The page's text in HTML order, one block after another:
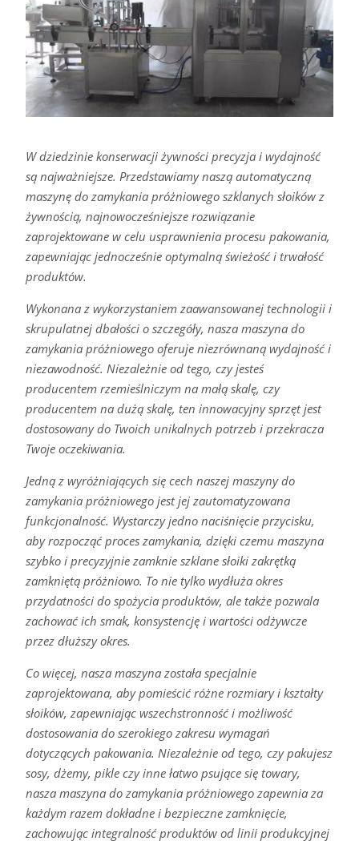
W dziedzinie konserwacji żywności precyzja i wydajność
są najważniejsze. Przedstawiamy naszą automatyczną
maszynę do zamykania próżniowego szklanych słoików z
żywnością, najnowocześniejsze rozwiązanie
zaprojektowane w celu usprawnienia procesu pakowania,
zapewniając jednocześnie optymalną świeżość i trwałość
produktów.
Wykonana z wykorzystaniem zaawansowanej technologii i
skrupulatnej dbałości o szczegóły, nasza maszyna do
zamykania próżniowego oferuje niezrównaną wydajność i
niezawodność. Niezależnie od tego, czy jesteś
producentem rzemieślniczym na małą skalę, czy
producentem na dużą skalę, ten innowacyjny sprzęt jest
dostosowany do Twoich unikalnych potrzeb i przekracza
Twoje oczekiwania.
Jedną z wyróżniających się cech naszej maszyny do
zamykania próżniowego jest jej zautomatyzowana
funkcjonalność. Wystarczy jedno naciśnięcie przycisku,
aby rozpocząć proces zamykania, dzięki czemu maszyna
szybko i precyzyjnie zamknie szklane słoiki zakrętką
zamkniętą próżniowo. To nie tylko wydłuża okres
przydatności do spożycia produktów, ale także pozwala
zachować ich smak, konsystencję i wartości odżywcze
przez dłuższy okres.
Co więcej, nasza maszyna została specjalnie
zaprojektowana, aby pomieścić różne rozmiary i kształty
słoików, zapewniając wszechstronność i możliwość
dostosowania do szerokiego zakresu wymagań
dotyczących pakowania. Niezależnie od tego, czy pakujesz
sosy, dżemy, pikle czy inne łatwo psujące się towary,
nasza maszyna do zamykania próżniowego zapewnia za
każdym razem dokładne i bezpieczne zamknięcie,
zachowując integralność produktów od linii produkcyjnej